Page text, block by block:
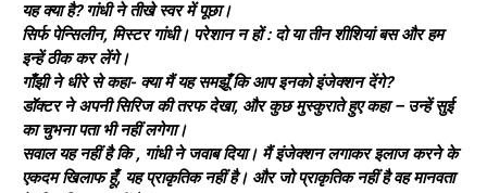
यह क्या है? गांधी ने तीखे स्वर में पूछा।
सिर्फ पेन्सिलीन, मिस्टर गांधी। परेशान न हों : दो या तीन शीशियां बस और हम
इन्हें ठीक कर लेंगे।
गाँझी ने धीरे से कहा- क्या मैं यह समझूँ कि आप इनको इंजेक्शन देंगे?
डॉक्टर ने अपनी सिरिज की तरफ देखा, और कुछ मुस्कुराते हुए कहा – उन्हें सुई
का चुभना पता भी नहीं लगेगा।
सवाल यह नहीं है कि , गांधी ने जवाब दिया। मैं इंजेक्शन लगाकर इलाज करने के
एकदम खिलाफ हूँ, यह प्राकृतिक नहीं है। और जो प्राकृतिक नहीं है वह मानवता